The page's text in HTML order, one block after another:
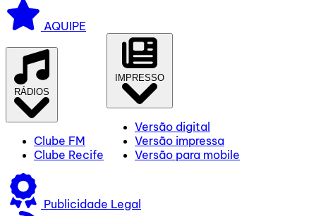
AQUIPE
RÁDIOS
Clube FM
Clube Recife
IMPRESSO
Versão digital
Versão impressa
Versão para mobile
Publicidade Legal